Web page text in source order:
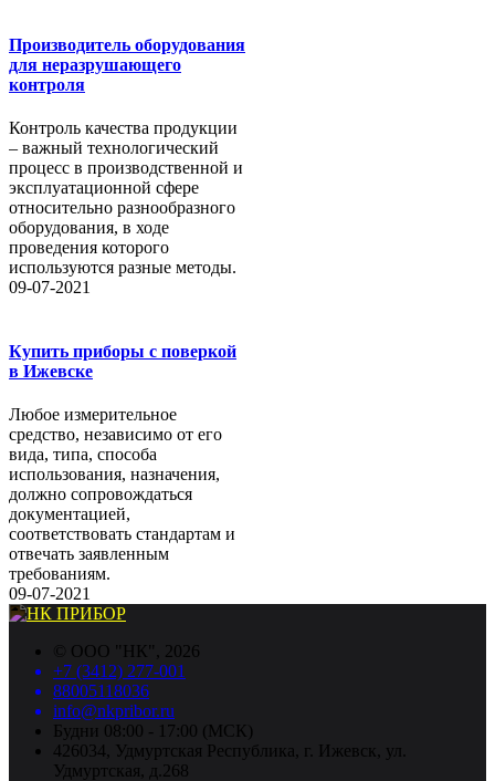
Производитель оборудования
для неразрушающего
контроля
Контроль качества продукции
– важный технологический
процесс в производственной и
эксплуатационной сфере
относительно разнообразного
оборудования, в ходе
проведения которого
используются разные методы.
09-07-2021
Купить приборы с поверкой
в Ижевске
Любое измерительное
средство, независимо от его
вида, типа, способа
использования, назначения,
должно сопровождаться
документацией,
соответствовать стандартам и
отвечать заявленным
требованиям.
09-07-2021
© ООО "НК", 2026
+7 (3412) 277-001
88005118036
info@nkpribor.ru
Будни 08:00 - 17:00 (МСК)
426034, Удмуртская Республика, г. Ижевск, ул.
Удмуртская, д.268